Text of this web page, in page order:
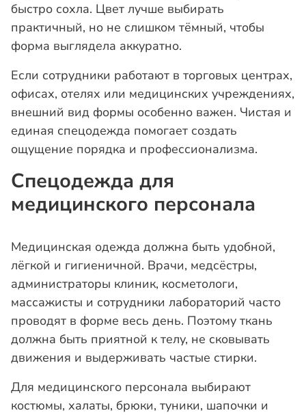
быстро сохла. Цвет лучше выбирать
практичный, но не слишком тёмный, чтобы
форма выглядела аккуратно.
Если сотрудники работают в торговых центрах,
офисах, отелях или медицинских учреждениях,
внешний вид формы особенно важен. Чистая и
единая спецодежда помогает создать
ощущение порядка и профессионализма.
Спецодежда для
медицинского персонала
Медицинская одежда должна быть удобной,
лёгкой и гигиеничной. Врачи, медсёстры,
администраторы клиник, косметологи,
массажисты и сотрудники лабораторий часто
проводят в форме весь день. Поэтому ткань
должна быть приятной к телу, не сковывать
движения и выдерживать частые стирки.
Для медицинского персонала выбирают
костюмы, халаты, брюки, туники, шапочки и